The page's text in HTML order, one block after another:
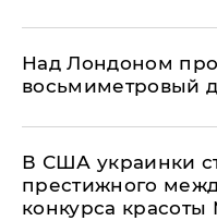
Над Лондоном
восьмиметровый
В США украинки
престижного
конкурса красоты